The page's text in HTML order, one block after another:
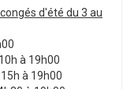
d'été du 3 au
à 19h00
à 19h00